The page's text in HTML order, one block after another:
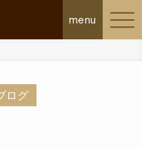
て
ログ